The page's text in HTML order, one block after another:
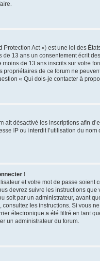
Protection Act ») est une loi des
13 ans un consentement écrit
de 13 ans inscrits sur votre
de ce forum ne
« Qui dois-je contacter à
ait désactivé les inscriptions afin
IP ou interdit l’utilisation du
!
et votre mot de passe
devrez suivre les instructions
soit par un administrateur, avant
les instructions. Si vous
électronique a été filtré en tant
un administrateur du forum.